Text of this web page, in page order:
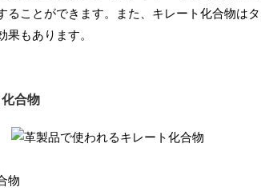
ることができます。また、キレート化合物は
果もあります。
合物
物